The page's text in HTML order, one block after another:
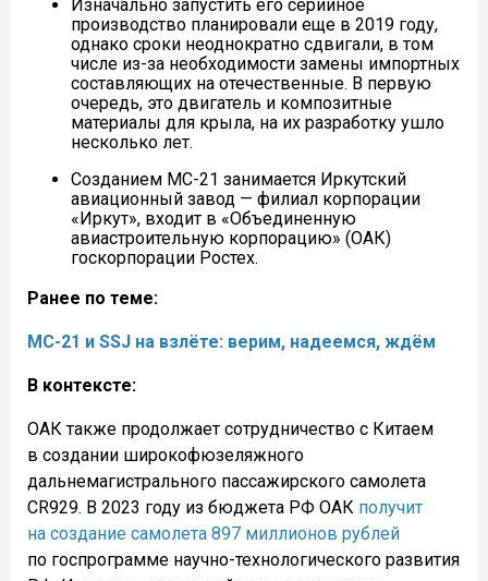
Изначально запустить его серийное
производство планировали еще в 2019 году,
однако сроки неоднократно сдвигали, в том
числе из-за необходимости замены импортных
составляющих на отечественные. В первую
очередь, это двигатель и композитные
материалы для крыла, на их разработку ушло
несколько лет.
Созданием МС-21 занимается Иркутский
авиационный завод — филиал корпорации
«Иркут», входит в «Объединенную
авиастроительную корпорацию» (ОАК)
госкорпорации Ростех.
Ранее по теме:
МС-21 и SSJ на взлёте: верим, надеемся, ждём
В контексте:
ОАК также продолжает сотрудничество с Китаем
в создании широкофюзеляжного
дальнемагистрального пассажирского самолета
CR929. В 2023 году из бюджета РФ ОАК получит
на создание самолета 897 миллионов рублей
по госпрограмме научно-технологического развития